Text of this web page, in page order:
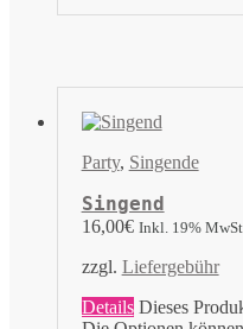
Party, Singende
Singend
16,00€ Inkl. 19% MwSt
zzgl. Liefergebühr
Details Dieses